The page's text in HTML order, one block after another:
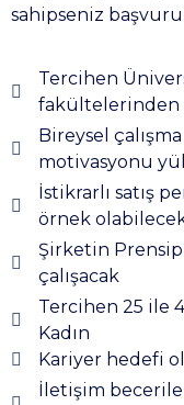
sahipseniz
Tercihen
fakültelerinden
Bireysel
motivasyonu
İstikrarlı satış
örnek
Şirketin
çalışacak
Tercihen 25 ile
Kadın
Kariyer hedefi
İletişim